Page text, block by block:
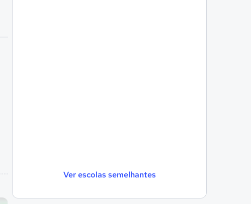
Ver escolas semelhantes